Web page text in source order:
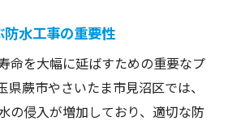
水工事の重要性
命を大幅に延ばすための重要なプ
県蕨市やさいたま市見沼区では、
の侵入が増加しており、適切な防